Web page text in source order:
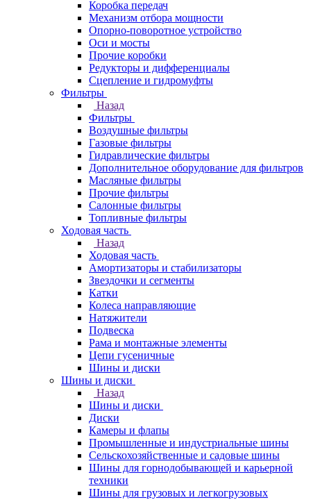
Коробка передач
Механизм отбора мощности
Опорно-поворотное устройство
Оси и мосты
Прочие коробки
Редукторы и дифференциалы
Сцепление и гидромуфты
Фильтры
Назад
Фильтры
Воздушные фильтры
Газовые фильтры
Гидравлические фильтры
Дополнительное оборудование для фильтров
Масляные фильтры
Прочие фильтры
Салонные фильтры
Топливные фильтры
Ходовая часть
Назад
Ходовая часть
Амортизаторы и стабилизаторы
Звездочки и сегменты
Катки
Колеса направляющие
Натяжители
Подвеска
Рама и монтажные элементы
Цепи гусеничные
Шины и диски
Шины и диски
Назад
Шины и диски
Диски
Камеры и флапы
Промышленные и индустриальные шины
Сельскохозяйственные и садовые шины
Шины для горнодобывающей и карьерной
техники
Шины для грузовых и легкогрузовых